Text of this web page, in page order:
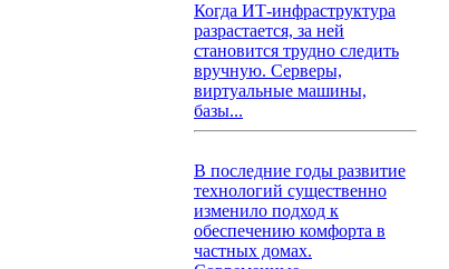
Когда ИТ-инфраструктура
разрастается, за ней
становится трудно следить
вручную. Серверы,
виртуальные машины,
базы...
В последние годы развитие
технологий существенно
изменило подход к
обеспечению комфорта в
частных домах.